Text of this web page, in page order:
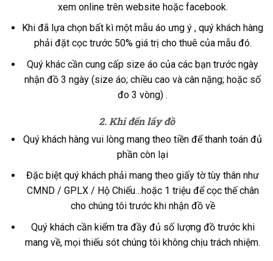
xem online trên website hoặc facebook.
Khi đã lựa chọn bất kì một mẫu áo ưng ý , quý khách hàng
phải đặt cọc trước 50% giá trị cho thuê của mẫu đó.
Quý khác cần cung cấp size áo của các bạn trước ngày
nhận đồ 3 ngày (size áo; chiều cao và cân nặng; hoặc số
đo 3 vòng) .
2. Khi đến lấy đồ
Quý khách hàng vui lòng mang theo tiền để thanh toán đủ
phần còn lại
Đặc biệt quý khách phải mang theo giấy tờ tùy thân như
CMND / GPLX / Hộ Chiếu…hoặc 1 triệu để cọc thế chân
cho chúng tôi trước khi nhận đồ về
Quý khách cần kiểm tra đầy đủ số lượng đồ trước khi
mang về, mọi thiếu sót chúng tôi không chịu trách nhiệm.